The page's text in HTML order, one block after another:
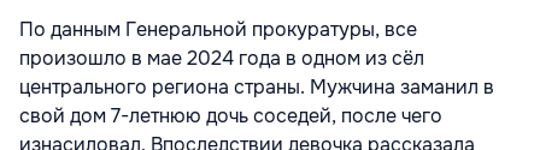
По данным Генеральной прокуратуры, все
произошло в мае 2024 года в одном из сёл
центрального региона страны. Мужчина заманил в
свой дом 7-летнюю дочь соседей, после чего